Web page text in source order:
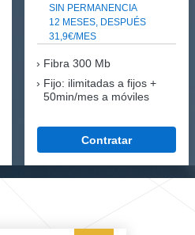
SIN PERMANENCIA
12 MESES, DESPUÉS
31,9€/MES
Fibra 300 Mb
Fijo: ilimitadas a fijos +
50min/mes a móviles
Contratar